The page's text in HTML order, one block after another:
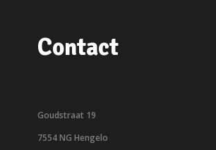
Contact
Goudstraat 19
7554 NG Hengelo